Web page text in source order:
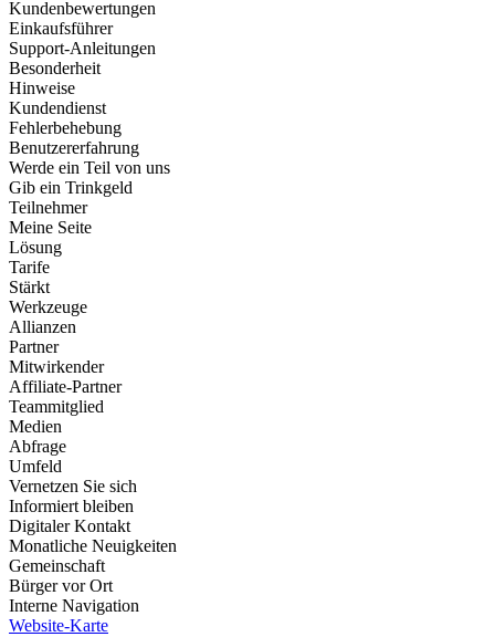
Kundenbewertungen
Einkaufsführer
Support-Anleitungen
Besonderheit
Hinweise
Kundendienst
Fehlerbehebung
Benutzererfahrung
Werde ein Teil von uns
Gib ein Trinkgeld
Teilnehmer
Meine Seite
Lösung
Tarife
Stärkt
Werkzeuge
Allianzen
Partner
Mitwirkender
Affiliate-Partner
Teammitglied
Medien
Abfrage
Umfeld
Vernetzen Sie sich
Informiert bleiben
Digitaler Kontakt
Monatliche Neuigkeiten
Gemeinschaft
Bürger vor Ort
Interne Navigation
Website-Karte